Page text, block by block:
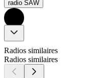
radio SAW
Radios similaires
Radios similaires